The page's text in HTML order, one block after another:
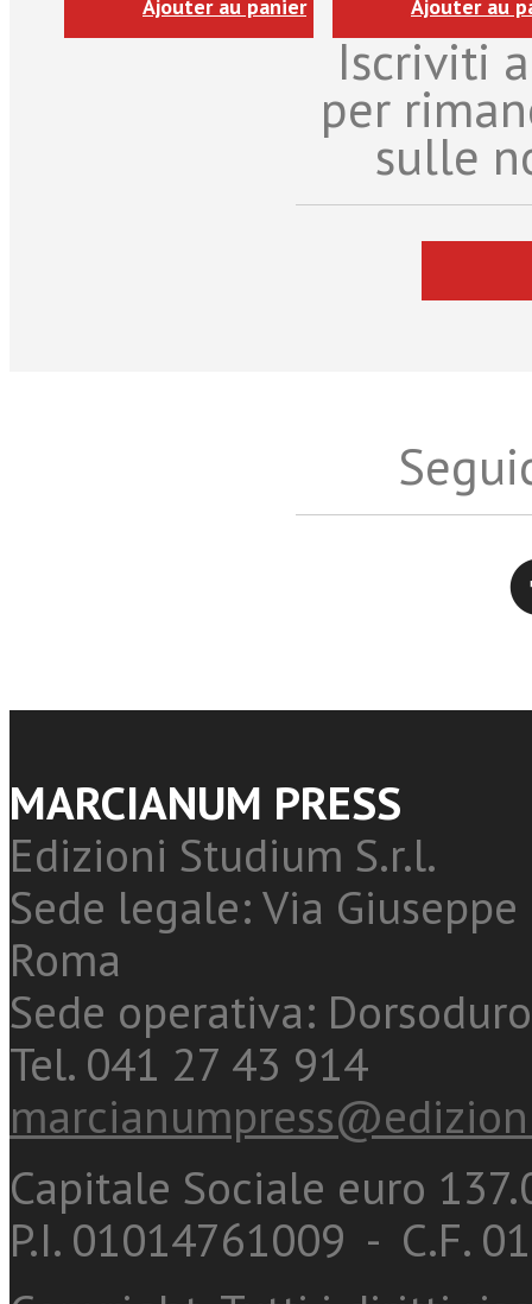
Ajouter au panier Ajouter au
Iscriviti
per
sulle
MARCIANUM PRESS
Edizioni Studium S.r.l.
Sede legale: Via
Roma
Sede operativa:
Tel. 041 27 43 914
Capitale Sociale euro
P.I. 01014761009 - C.F.